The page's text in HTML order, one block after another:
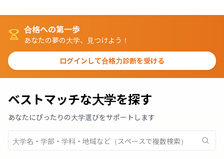
合格への第一歩
あなたの夢の大学、見つけよう！
ログインして合格力診断を受ける
ベストマッチな大学を探す
あなたにぴったりの大学選びをサポートします